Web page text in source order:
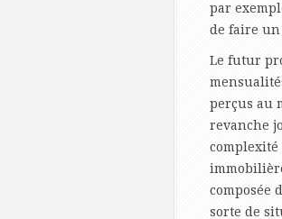
par
de faire
Le futur
perçus au
revanche
composée
sorte de